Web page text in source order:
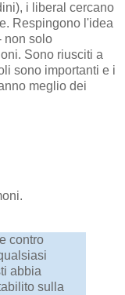
i liberal cercano
Respingono l'idea
non solo
Sono riusciti a
sono importanti e i
meglio dei
contro
abbia
sulla